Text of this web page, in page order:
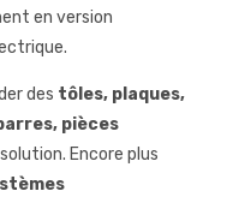
en version
des tôles, plaques,
pièces
Encore plus